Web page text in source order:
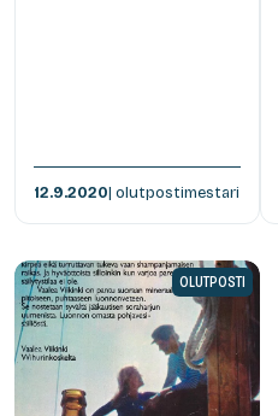
12.9.2020| olutpostimestari
OLUTPOSTI